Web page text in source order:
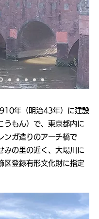
年（明治43年）に建設
うもん）で、東京都内に
ンガ造りのアーチ橋で
みの里の近く、大場川に
区登録有形文化財に指定